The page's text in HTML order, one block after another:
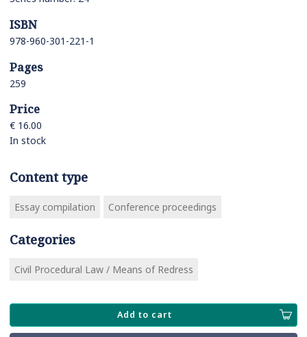
ISBN
978-960-301-221-1
Pages
259
Price
€ 16.00
In stock
Content type
Essay compilation Conference proceedings
Categories
Civil Procedural Law / Means of Redress
Add to cart